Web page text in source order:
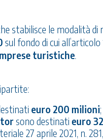
stabilisce le modalità di
sul fondo di cui
turistiche.
euro 200 milioni;
sono destinati euro
27 aprile 2021, n.